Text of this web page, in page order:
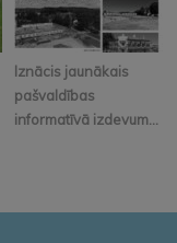
Iznācis jaunākais
pašvaldības
informatīvā izdevum...